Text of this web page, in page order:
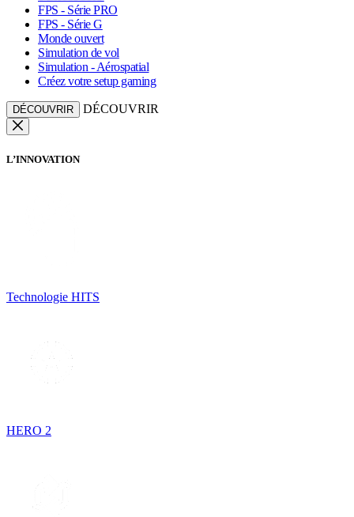
FPS - Série PRO
FPS - Série G
Monde ouvert
Simulation de vol
Simulation - Aérospatial
Créez votre setup gaming
DÉCOUVRIR DÉCOUVRIR
L’INNOVATION
Technologie HITS
HERO 2